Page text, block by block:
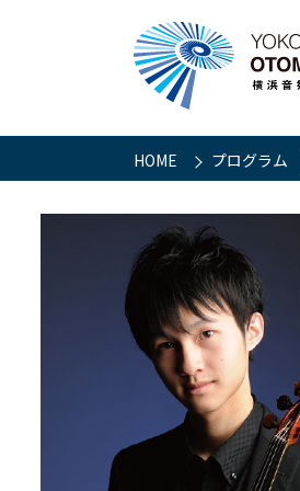
HOME プログラム